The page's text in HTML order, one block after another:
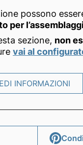
possono
per
sezione, non
vai al
INFORMAZIONI
INFORMAZIONI